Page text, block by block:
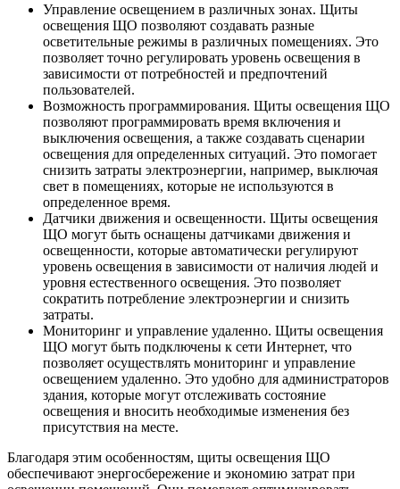
Управление освещением в различных зонах. Щиты
освещения ЩО позволяют создавать разные
осветительные режимы в различных помещениях. Это
позволяет точно регулировать уровень освещения в
зависимости от потребностей и предпочтений
пользователей.
Возможность программирования. Щиты освещения ЩО
позволяют программировать время включения и
выключения освещения, а также создавать сценарии
освещения для определенных ситуаций. Это помогает
снизить затраты электроэнергии, например, выключая
свет в помещениях, которые не используются в
определенное время.
Датчики движения и освещенности. Щиты освещения
ЩО могут быть оснащены датчиками движения и
освещенности, которые автоматически регулируют
уровень освещения в зависимости от наличия людей и
уровня естественного освещения. Это позволяет
сократить потребление электроэнергии и снизить
затраты.
Мониторинг и управление удаленно. Щиты освещения
ЩО могут быть подключены к сети Интернет, что
позволяет осуществлять мониторинг и управление
освещением удаленно. Это удобно для администраторов
здания, которые могут отслеживать состояние
освещения и вносить необходимые изменения без
присутствия на месте.
Благодаря этим особенностям, щиты освещения ЩО
обеспечивают энергосбережение и экономию затрат при